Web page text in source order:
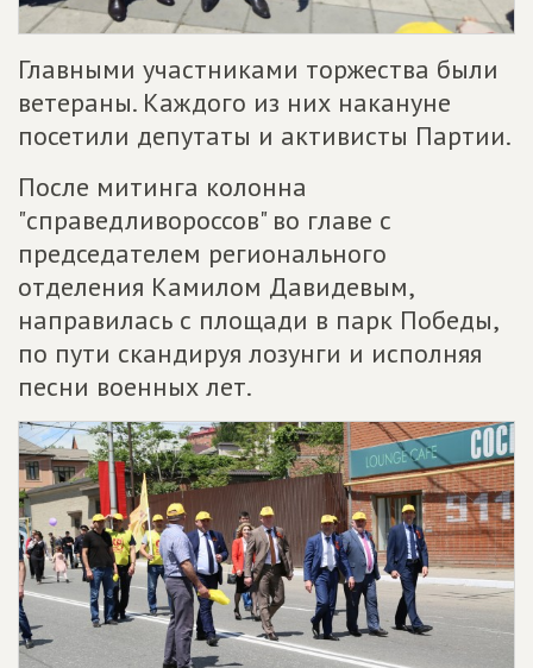
Главными участниками торжества были
ветераны. Каждого из них накануне
посетили депутаты и активисты Партии.
После митинга колонна
"справедливороссов" во главе с
председателем регионального
отделения Камилом Давидевым,
направилась с площади в парк Победы,
по пути скандируя лозунги и исполняя
песни военных лет.